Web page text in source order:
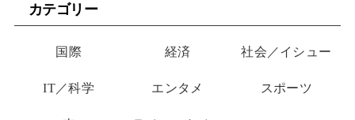
り物”
カテゴリー
国際 経済 社会／イシュー
IT／科学 エンタメ スポーツ